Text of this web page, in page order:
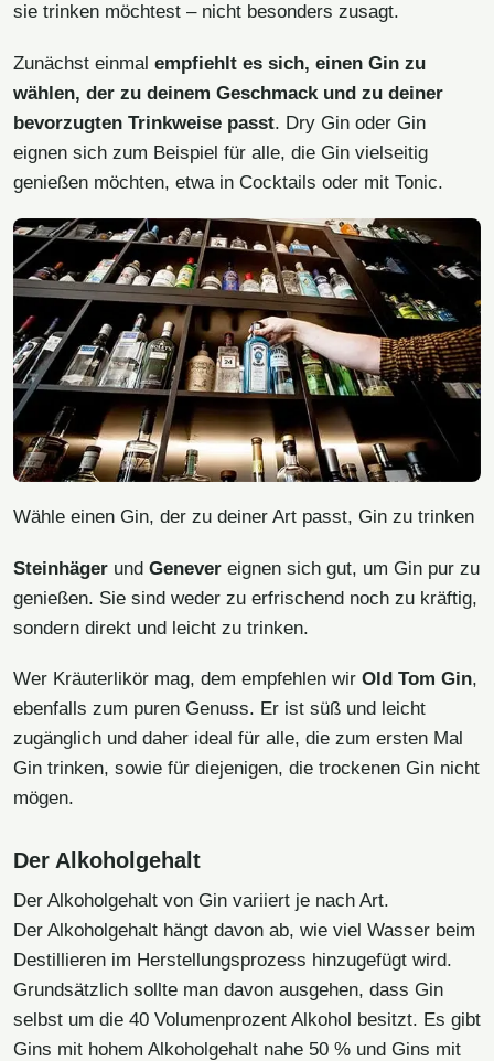
sie trinken möchtest – nicht besonders zusagt.
Zunächst einmal empfiehlt es sich, einen Gin zu
wählen, der zu deinem Geschmack und zu deiner
bevorzugten Trinkweise passt. Dry Gin oder Gin
eignen sich zum Beispiel für alle, die Gin vielseitig
genießen möchten, etwa in Cocktails oder mit Tonic.
Wähle einen Gin, der zu deiner Art passt, Gin zu trinken
Steinhäger und Genever eignen sich gut, um Gin pur zu
genießen. Sie sind weder zu erfrischend noch zu kräftig,
sondern direkt und leicht zu trinken.
Wer Kräuterlikör mag, dem empfehlen wir Old Tom Gin,
ebenfalls zum puren Genuss. Er ist süß und leicht
zugänglich und daher ideal für alle, die zum ersten Mal
Gin trinken, sowie für diejenigen, die trockenen Gin nicht
mögen.
Der Alkoholgehalt
Der Alkoholgehalt von Gin variiert je nach Art.
Der Alkoholgehalt hängt davon ab, wie viel Wasser beim
Destillieren im Herstellungsprozess hinzugefügt wird.
Grundsätzlich sollte man davon ausgehen, dass Gin
selbst um die 40 Volumenprozent Alkohol besitzt. Es gibt
Gins mit hohem Alkoholgehalt nahe 50 % und Gins mit